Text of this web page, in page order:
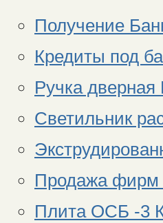
Получение
Кредиты под
Ручка
Светильник
Продажа фирм
Плита ОСБ -3